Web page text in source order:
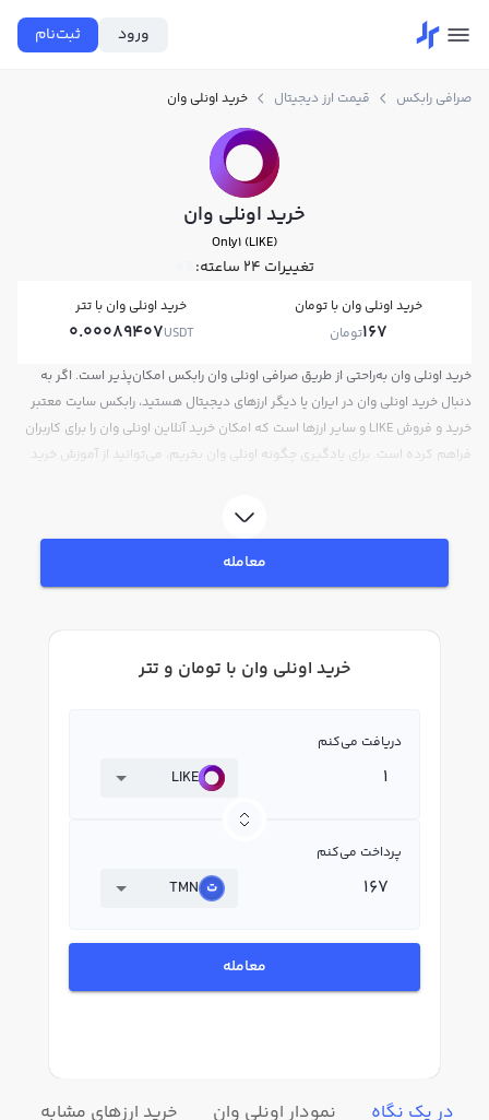
ورود ثبت‌نام
صرافی رابکس قیمت ارز دیجیتال خرید اونلی وان
خرید اونلی وان
Only1 (LIKE)
تغییرات ۲۴ ساعته: 0%
خرید اونلی وان با تومان
167تومان
خرید اونلی وان با تتر
0.00089407USDT
خرید اونلی وان به‌راحتی از طریق صرافی اونلی وان رابکس امکان‌پذیر است. اگر به
دنبال خرید اونلی وان در ایران یا دیگر ارزهای دیجیتال هستید، رابکس سایت معتبر
خرید و فروش LIKE و سایر ارزها است که امکان خرید آنلاین اونلی وان را برای کاربران
فراهم کرده است. برای یادگیری چگونه اونلی وان بخریم، می‌توانید از آموزش خرید
LIKE بپردازید. در بازار رابکس، قیمت لحظه‌ای، نمودار و امکانات فروش اونلی وان نیز
در دسترس شما قرار دارد تا بتوانید تصمیمات بهتری در معاملات خود بگیرید.
معامله
خرید اونلی وان با تومان و تتر
دریافت می‌کنم
LIKE
پرداخت می‌کنم
TMN
معامله
در یک نگاه نمودار اونلی وان خرید ارزهای مشابه